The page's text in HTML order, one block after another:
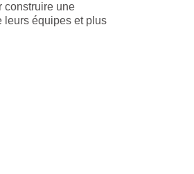
construire une
leurs équipes et plus